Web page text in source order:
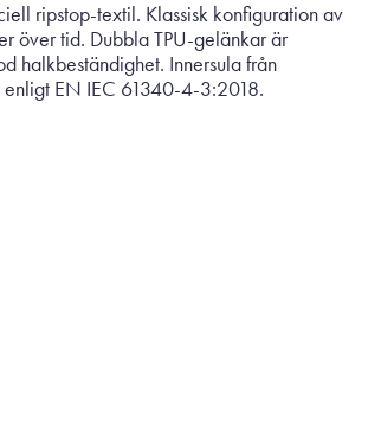
ripstop-textil. Klassisk konfiguration av
över tid. Dubbla TPU-gelänkar är
halkbeständighet. Innersula från
enligt EN IEC 61340-4-3:2018.